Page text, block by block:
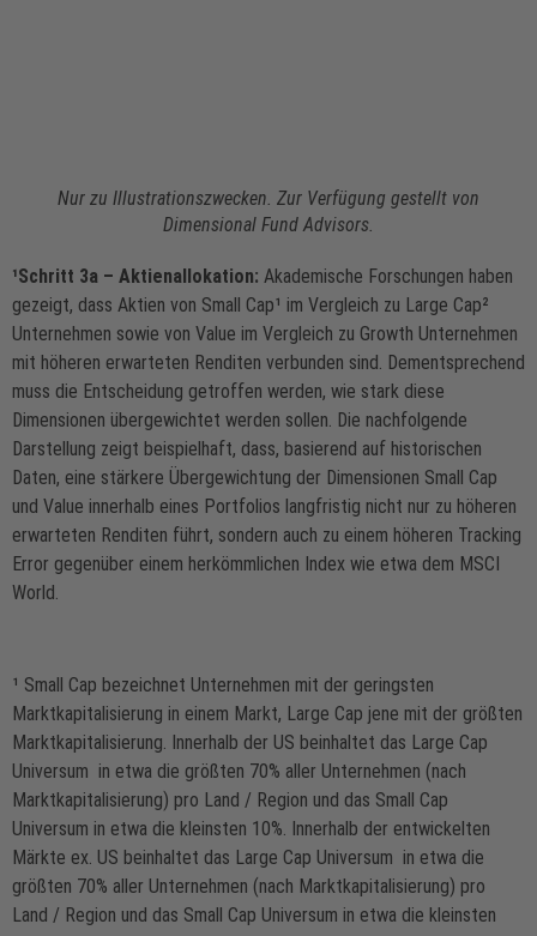
Nur zu Illustrationszwecken. Zur Verfügung gestellt von
Dimensional Fund Advisors.
¹Schritt 3a – Aktienallokation: Akademische Forschungen haben
gezeigt, dass Aktien von Small Cap¹ im Vergleich zu Large Cap²
Unternehmen sowie von Value im Vergleich zu Growth Unternehmen
mit höheren erwarteten Renditen verbunden sind. Dementsprechend
muss die Entscheidung getroffen werden, wie stark diese
Dimensionen übergewichtet werden sollen. Die nachfolgende
Darstellung zeigt beispielhaft, dass, basierend auf historischen
Daten, eine stärkere Übergewichtung der Dimensionen Small Cap
und Value innerhalb eines Portfolios langfristig nicht nur zu höheren
erwarteten Renditen führt, sondern auch zu einem höheren Tracking
Error gegenüber einem herkömmlichen Index wie etwa dem MSCI
World.
¹ Small Cap bezeichnet Unternehmen mit der geringsten
Marktkapitalisierung in einem Markt, Large Cap jene mit der größten
Marktkapitalisierung. Innerhalb der US beinhaltet das Large Cap
Universum in etwa die größten 70% aller Unternehmen (nach
Marktkapitalisierung) pro Land / Region und das Small Cap
Universum in etwa die kleinsten 10%. Innerhalb der entwickelten
Märkte ex. US beinhaltet das Large Cap Universum in etwa die
größten 70% aller Unternehmen (nach Marktkapitalisierung) pro
Land / Region und das Small Cap Universum in etwa die kleinsten